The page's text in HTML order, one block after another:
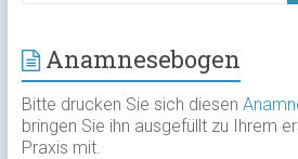
Anamnesebogen
Bitte drucken Sie sich diesen
bringen Sie ihn ausgefüllt zu Ihrem
Praxis mit.